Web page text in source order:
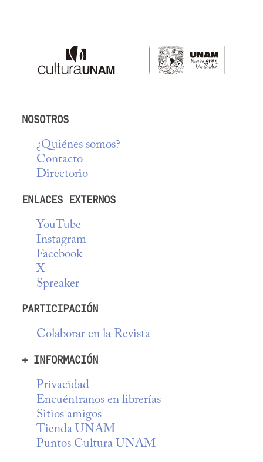
NOSOTROS
¿Quiénes somos?
Contacto
Directorio
ENLACES EXTERNOS
YouTube
Instagram
Facebook
X
Spreaker
PARTICIPACIÓN
Colaborar en la Revista
+ INFORMACIÓN
Privacidad
Encuéntranos en librerías
Sitios amigos
Tienda UNAM
Puntos Cultura UNAM